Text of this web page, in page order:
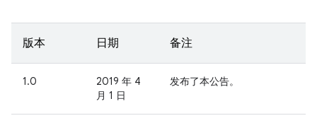
版本 日期 备注
1.0
2019 年 4
月 1 日
发布了本公告。